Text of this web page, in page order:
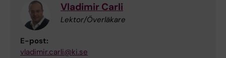
Vladimir Carli
Lektor/Överläkare
E-post:
vladimir.carli@ki.se